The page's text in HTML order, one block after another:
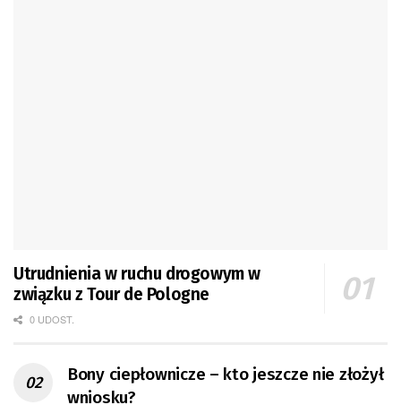
Utrudnienia w ruchu drogowym w
związku z Tour de Pologne
0 UDOST.
Bony ciepłownicze – kto jeszcze nie złożył
wniosku?